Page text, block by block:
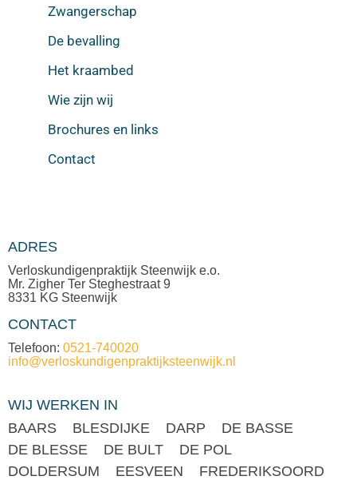
Zwangerschap
De bevalling
Het kraambed
Wie zijn wij
Brochures en links
Contact
ADRES
Verloskundigenpraktijk Steenwijk e.o.
Mr. Zigher Ter Steghestraat 9
8331 KG Steenwijk
CONTACT
Telefoon: 0521-740020
info@verloskundigenpraktijksteenwijk.nl
WIJ WERKEN IN
BAARS
BLESDIJKE DARP
DE BASSE
DE BLESSE
DE BULT
DE POL
DOLDERSUM
EESVEEN
FREDERIKSOORD